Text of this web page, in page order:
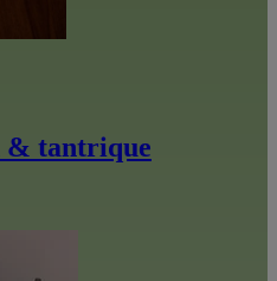
& tantrique